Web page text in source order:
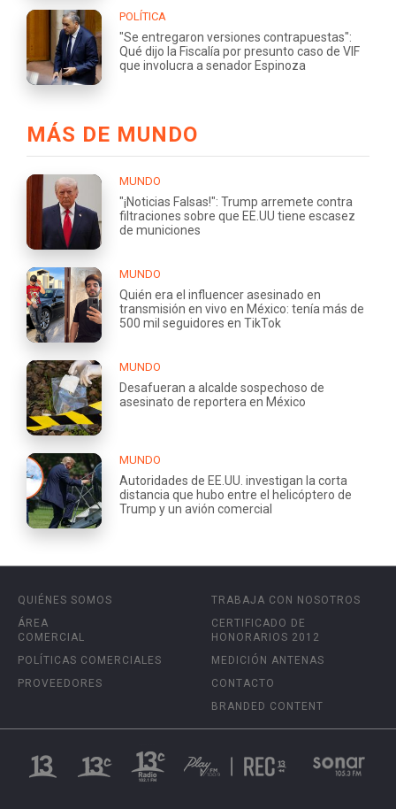
POLÍTICA
"Se entregaron versiones contrapuestas":
Qué dijo la Fiscalía por presunto caso de VIF
que involucra a senador Espinoza
MÁS DE MUNDO
MUNDO
"¡Noticias Falsas!": Trump arremete contra
filtraciones sobre que EE.UU tiene escasez
de municiones
MUNDO
Quién era el influencer asesinado en
transmisión en vivo en México: tenía más de
500 mil seguidores en TikTok
MUNDO
Desafueran a alcalde sospechoso de
asesinato de reportera en México
MUNDO
Autoridades de EE.UU. investigan la corta
distancia que hubo entre el helicóptero de
Trump y un avión comercial
QUIÉNES SOMOS
ÁREA
COMERCIAL
POLÍTICAS COMERCIALES
PROVEEDORES
TRABAJA CON NOSOTROS
CERTIFICADO DE
HONORARIOS 2012
MEDICIÓN ANTENAS
CONTACTO
BRANDED CONTENT